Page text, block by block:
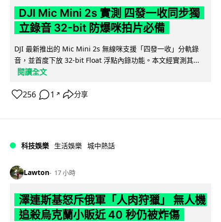
DJI Mic Mini 2s 實測 四發一收同步獨
立錄音 32-bit 防爆咪拍片必備
DJI 最新推出的 Mic Mini 2s 無線咪支援「四發一收」分軌錄
音，並首度下放 32-bit Float 浮點內錄功能。本文經實測其...
閱讀全文
256 1 ↗ 分享
科技娛樂 生活娛樂 城中熱話
Lawton 17 小時
澤連斯基怒斥俄軍「人肉狩獵」 無人機
追殺烏克蘭小販近 40 秒仍被炸傷